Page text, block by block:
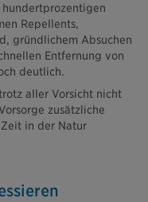
Repellents,
gründlichem Absuchen
Entfernung von
deutlich.
aller Vorsicht nicht
zusätzliche
in der Natur